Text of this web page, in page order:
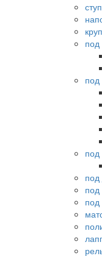
под
под
под
под